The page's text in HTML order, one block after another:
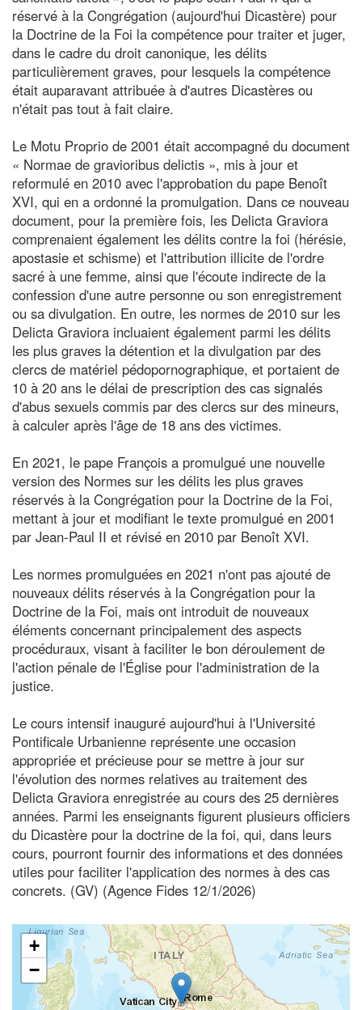
réservé à la Congrégation (aujourd'hui Dicastère) pour
la Doctrine de la Foi la compétence pour traiter et juger,
dans le cadre du droit canonique, les délits
particulièrement graves, pour lesquels la compétence
était auparavant attribuée à d'autres Dicastères ou
n'était pas tout à fait claire.
Le Motu Proprio de 2001 était accompagné du document
« Normae de gravioribus delictis », mis à jour et
reformulé en 2010 avec l'approbation du pape Benoît
XVI, qui en a ordonné la promulgation. Dans ce nouveau
document, pour la première fois, les Delicta Graviora
comprenaient également les délits contre la foi (hérésie,
apostasie et schisme) et l'attribution illicite de l'ordre
sacré à une femme, ainsi que l'écoute indirecte de la
confession d'une autre personne ou son enregistrement
ou sa divulgation. En outre, les normes de 2010 sur les
Delicta Graviora incluaient également parmi les délits
les plus graves la détention et la divulgation par des
clercs de matériel pédopornographique, et portaient de
10 à 20 ans le délai de prescription des cas signalés
d'abus sexuels commis par des clercs sur des mineurs,
à calculer après l'âge de 18 ans des victimes.
En 2021, le pape François a promulgué une nouvelle
version des Normes sur les délits les plus graves
réservés à la Congrégation pour la Doctrine de la Foi,
mettant à jour et modifiant le texte promulgué en 2001
par Jean-Paul II et révisé en 2010 par Benoît XVI.
Les normes promulguées en 2021 n'ont pas ajouté de
nouveaux délits réservés à la Congrégation pour la
Doctrine de la Foi, mais ont introduit de nouveaux
éléments concernant principalement des aspects
procéduraux, visant à faciliter le bon déroulement de
l'action pénale de l'Église pour l'administration de la
justice.
Le cours intensif inauguré aujourd'hui à l'Université
Pontificale Urbanienne représente une occasion
appropriée et précieuse pour se mettre à jour sur
l'évolution des normes relatives au traitement des
Delicta Graviora enregistrée au cours des 25 dernières
années. Parmi les enseignants figurent plusieurs officiers
du Dicastère pour la doctrine de la foi, qui, dans leurs
cours, pourront fournir des informations et des données
utiles pour faciliter l'application des normes à des cas
concrets. (GV) (Agence Fides 12/1/2026)
+
−